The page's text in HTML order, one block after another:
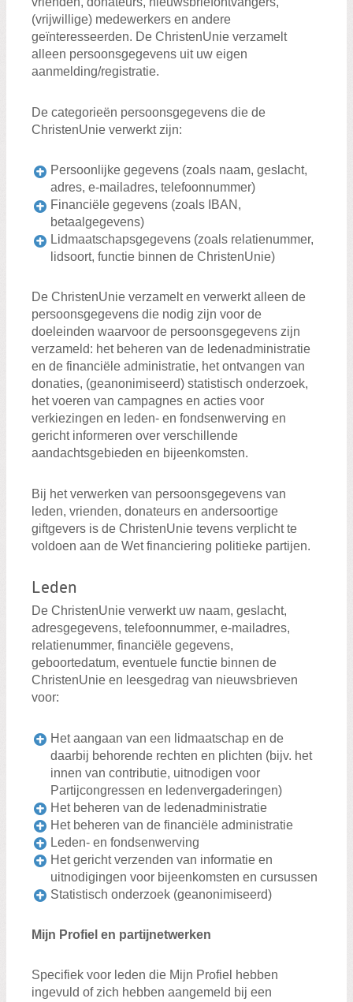
(vrijwillige) medewerkers en andere
geïnteresseerden. De ChristenUnie verzamelt
alleen persoonsgegevens uit uw eigen
aanmelding/registratie.
De categorieën persoonsgegevens die de
ChristenUnie verwerkt zijn:
Persoonlijke gegevens (zoals naam, geslacht,
adres, e-mailadres, telefoonnummer)
Financiële gegevens (zoals IBAN,
betaalgegevens)
Lidmaatschapsgegevens (zoals relatienummer,
lidsoort, functie binnen de ChristenUnie)
De ChristenUnie verzamelt en verwerkt alleen de
persoonsgegevens die nodig zijn voor de
doeleinden waarvoor de persoonsgegevens zijn
verzameld: het beheren van de ledenadministratie
en de financiële administratie, het ontvangen van
donaties, (geanonimiseerd) statistisch onderzoek,
het voeren van campagnes en acties voor
verkiezingen en leden- en fondsenwerving en
gericht informeren over verschillende
aandachtsgebieden en bijeenkomsten.
Bij het verwerken van persoonsgegevens van
leden, vrienden, donateurs en andersoortige
giftgevers is de ChristenUnie tevens verplicht te
voldoen aan de Wet financiering politieke partijen.
Leden
De ChristenUnie verwerkt uw naam, geslacht,
adresgegevens, telefoonnummer, e-mailadres,
relatienummer, financiële gegevens,
geboortedatum, eventuele functie binnen de
ChristenUnie en leesgedrag van nieuwsbrieven
voor:
Het aangaan van een lidmaatschap en de
daarbij behorende rechten en plichten (bijv. het
innen van contributie, uitnodigen voor
Partijcongressen en ledenvergaderingen)
Het beheren van de ledenadministratie
Het beheren van de financiële administratie
Leden- en fondsenwerving
Het gericht verzenden van informatie en
uitnodigingen voor bijeenkomsten en cursussen
Statistisch onderzoek (geanonimiseerd)
Mijn Profiel en partijnetwerken
Specifiek voor leden die Mijn Profiel hebben
ingevuld of zich hebben aangemeld bij een